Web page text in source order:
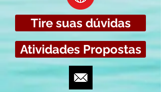
Tire suas dúvidas
Atividades Propostas